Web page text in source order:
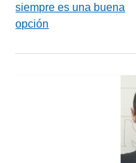
siempre es una buena
opción